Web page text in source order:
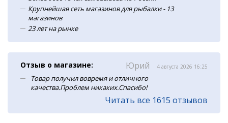
Крупнейшая сеть магазинов для рыбалки - 13
магазинов
23 лет на рынке
Отзыв о магазине: Юрий 4 августа 2026 16:25
Товар получил вовремя и отличного
качества.Проблем никаких.Спасибо!
Читать все 1615 отзывов